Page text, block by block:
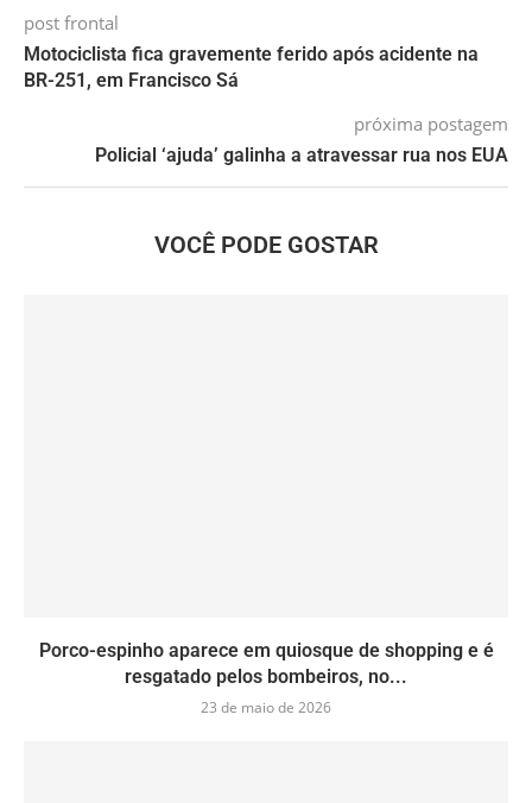
post frontal
Motociclista fica gravemente ferido após acidente na
BR-251, em Francisco Sá
próxima postagem
Policial ‘ajuda’ galinha a atravessar rua nos EUA
VOCÊ PODE GOSTAR
Porco-espinho aparece em quiosque de shopping e é
resgatado pelos bombeiros, no...
23 de maio de 2026